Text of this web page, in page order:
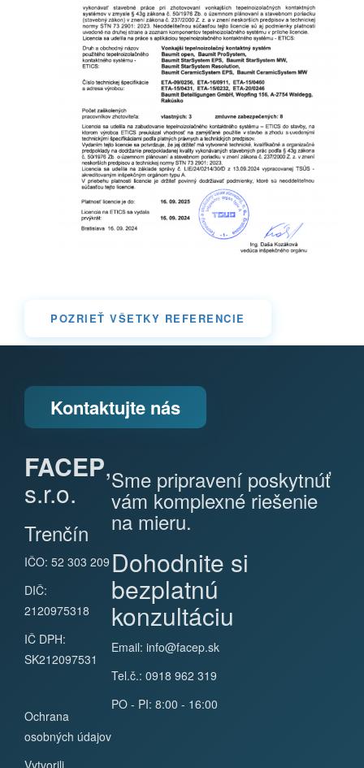
POZRIEŤ VŠETKY REFERENCIE
Kontaktujte nás
FACEP,
s.r.o.
Trenčín
IČO: 52 303 209
DIČ:
2120975318
IČ DPH:
SK212097531
Ochrana
osobných údajov
Vytvorili
Sme pripravení poskytnúť
vám komplexné riešenie
na mieru.
Dohodnite si
bezplatnú
konzultáciu
Email: info@facep.sk
Tel.č.: 0918 962 319
PO - PI: 8:00 - 16:00